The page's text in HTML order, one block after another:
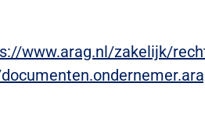
www.arag.nl/zakelijk/